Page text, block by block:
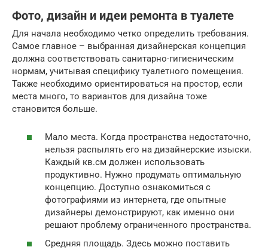
Фото, дизайн и идеи ремонта в туалете
Для начала необходимо четко определить требования.
Самое главное – выбранная дизайнерская концепция
должна соответствовать санитарно-гигиеническим
нормам, учитывая специфику туалетного помещения.
Также необходимо ориентироваться на простор, если
места много, то вариантов для дизайна тоже
становится больше.
Мало места. Когда пространства недостаточно,
нельзя распылять его на дизайнерские изыски.
Каждый кв.см должен использовать
продуктивно. Нужно продумать оптимальную
концепцию. Доступно ознакомиться с
фотографиями из интернета, где опытные
дизайнеры демонстрируют, как именно они
решают проблему ограниченного пространства.
Средняя площадь. Здесь можно поставить